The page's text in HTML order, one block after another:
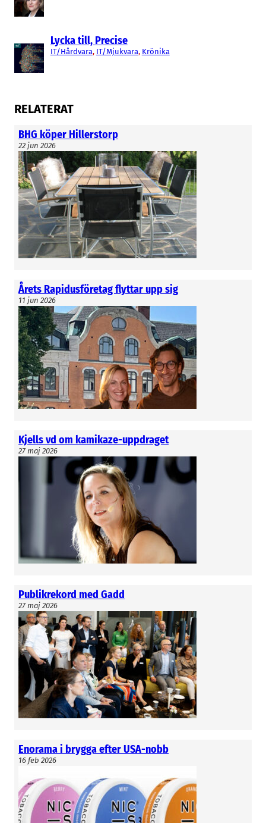
Lycka till, Precise
IT/Hårdvara, IT/Mjukvara, Krönika
RELATERAT
BHG köper Hillerstorp
22 jun 2026
Årets Rapidusföretag flyttar upp sig
11 jun 2026
Kjells vd om kamikaze-uppdraget
27 maj 2026
Publikrekord med Gadd
27 maj 2026
Enorama i brygga efter USA-nobb
16 feb 2026